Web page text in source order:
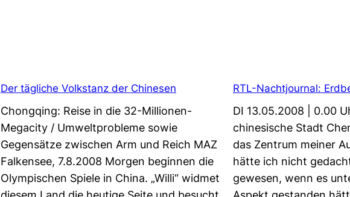
Der tägliche Volkstanz der Chinesen
Chongqing: Reise in die 32-Millionen-
Megacity / Umweltprobleme sowie
Gegensätze zwischen Arm und Reich MAZ
Falkensee, 7.8.2008 Morgen beginnen die
Olympischen Spiele in China. „Willi“ widmet
RTL-Nachtjournal:
DI 13.05.2008 | 0.00
chinesische Stadt
das Zentrum meiner
hätte ich nicht
gewesen, wenn es